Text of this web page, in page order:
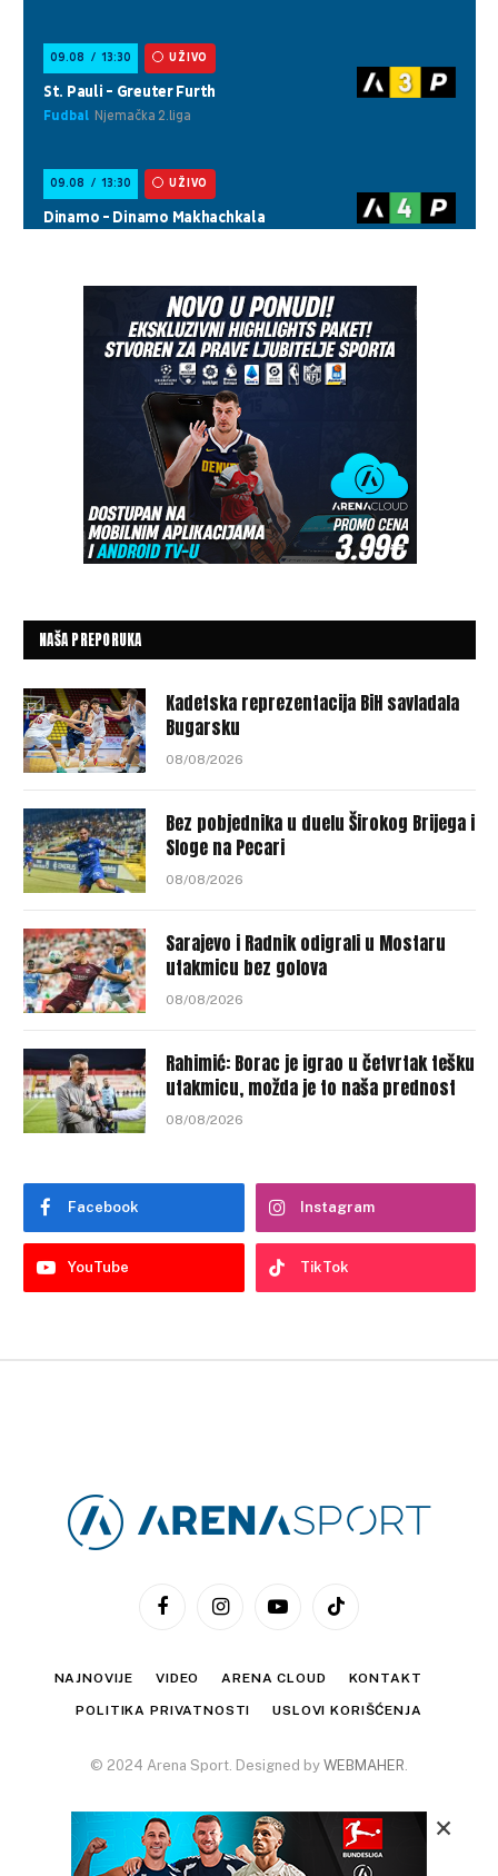
NAŠA PREPORUKA
Kadetska reprezentacija BiH savladala
Bugarsku
08/08/2026
Bez pobjednika u duelu Širokog Brijega i
Sloge na Pecari
08/08/2026
Sarajevo i Radnik odigrali u Mostaru
utakmicu bez golova
08/08/2026
Rahimić: Borac je igrao u četvrtak tešku
utakmicu, možda je to naša prednost
08/08/2026
Facebook Instagram
YouTube TikTok
FacebookInstagramYouTubeTikTok
NAJNOVIJE VIDEO ARENA CLOUD KONTAKT
POLITIKA PRIVATNOSTI USLOVI KORIŠĆENJA
© 2024 Arena Sport. Designed by WEBMAHER
×